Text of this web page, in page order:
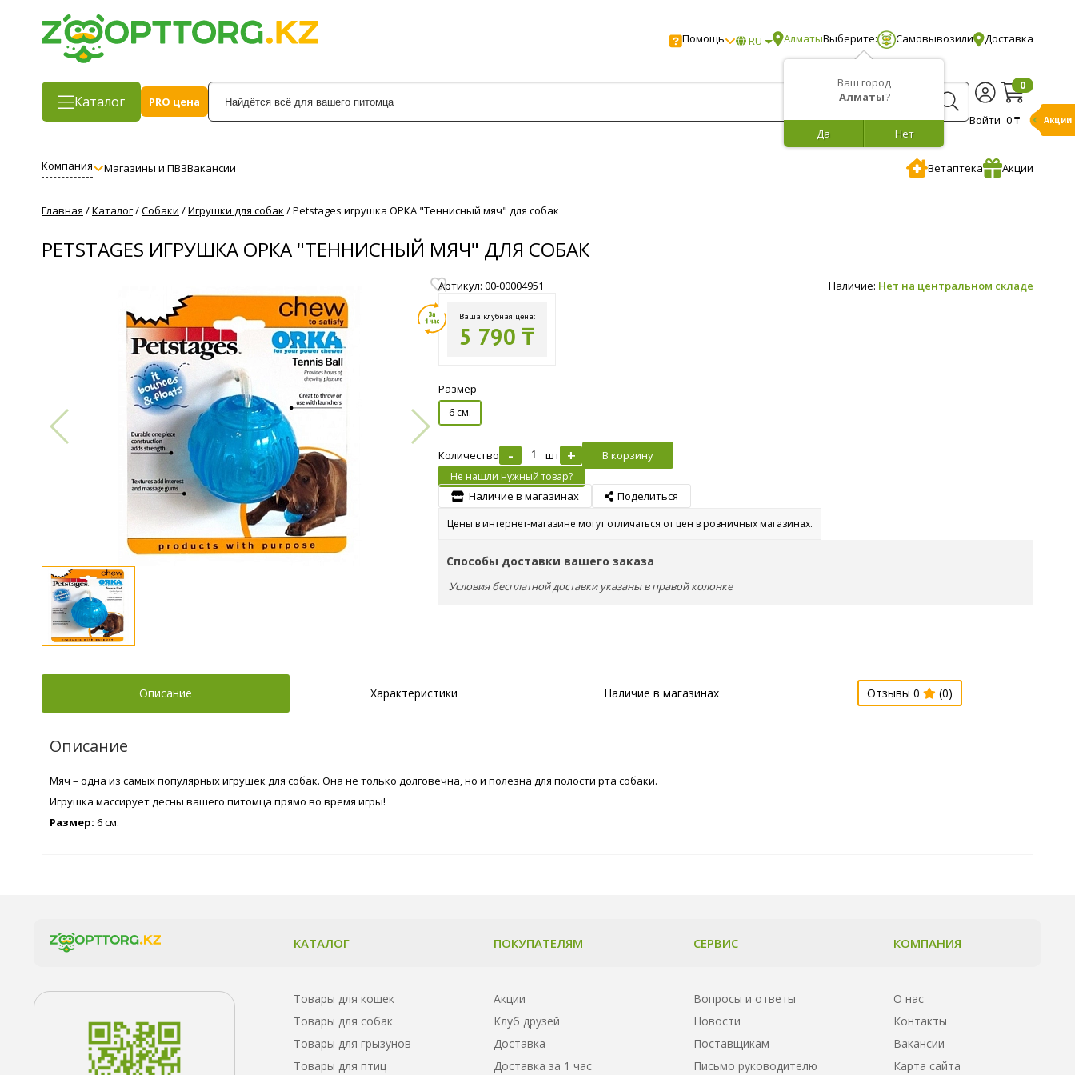
Помощь RU Алматы
Ваш город
Алматы?
Нет
Да
Выберите: Самовывозили Доставка
Каталог
PRO цена
Войти
0
0 ₸
Компания Магазины и ПВЗВакансии Ветаптека Акции
Главная /Каталог/Собаки /Игрушки для собак /Petstages игрушка ОРКА "Теннисный мяч" для собак
PETSTAGES ИГРУШКА ОРКА "ТЕННИСНЫЙ МЯЧ" ДЛЯ СОБАК
Артикул: 00-00004951 Наличие: Нет на центральном складе
Ваша клубная цена:
5 790 ₸
Размер
6 см.
Количество - шт + В корзину
Не нашли нужный товар?
Наличие в магазинах Поделиться
Цены в интернет-магазине могут отличаться от цен в розничных магазинах.
Способы доставки вашего заказа
Условия бесплатной доставки указаны в правой колонке
Описание Характеристики Наличие в магазинах Отзывы 0 (0)
Описание
Мяч – одна из самых популярных игрушек для собак. Она не только долговечна, но и полезна для полости рта собаки.
Игрушка массирует десны вашего питомца прямо во время игры!
Размер: 6 см.
КАТАЛОГ
Товары для кошек
Товары для собак
Товары для грызунов
Товары для птиц
ПОКУПАТЕЛЯМ
Акции
Клуб друзей
Доставка
Доставка за 1 час
СЕРВИС
Вопросы и ответы
Новости
Поставщикам
Письмо руководителю
КОМПАНИЯ
О нас
Контакты
Вакансии
Карта сайта
Акции